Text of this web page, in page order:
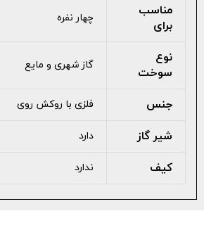
مناسب
برای
چهار نفره
نوع
سوخت
گاز شهری و مایع
جنس فلزی با روکش روی
شیر گاز دارد
کیف ندارد